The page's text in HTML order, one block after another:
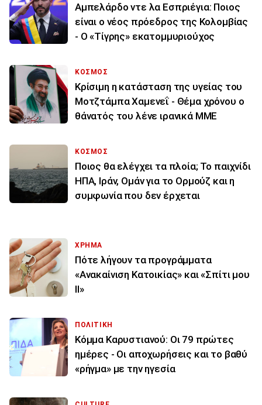
Αμπελάρδο ντε λα Εσπριέγια: Ποιος
είναι ο νέος πρόεδρος της Κολομβίας
- Ο «Τίγρης» εκατομμυριούχος
ΚΟΣΜΟΣ
Κρίσιμη η κατάσταση της υγείας του
Μοτζτάμπα Χαμενεΐ - Θέμα χρόνου ο
θάνατός του λένε ιρανικά ΜΜΕ
ΚΟΣΜΟΣ
Ποιος θα ελέγχει τα πλοία; Το παιχνίδι
ΗΠΑ, Ιράν, Ομάν για το Ορμούζ και η
συμφωνία που δεν έρχεται
ΧΡΗΜΑ
Πότε λήγουν τα προγράμματα
«Ανακαίνιση Κατοικίας» και «Σπίτι μου
ΙΙ»
ΠΟΛΙΤΙΚΗ
Κόμμα Καρυστιανού: Οι 79 πρώτες
ημέρες - Οι αποχωρήσεις και το βαθύ
«ρήγμα» με την ηγεσία